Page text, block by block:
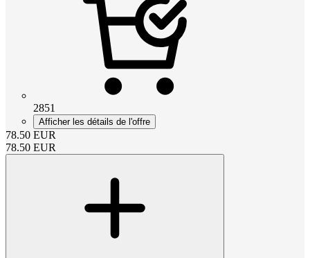
2851
Afficher les détails de l'offre
78.50 EUR
78.50 EUR